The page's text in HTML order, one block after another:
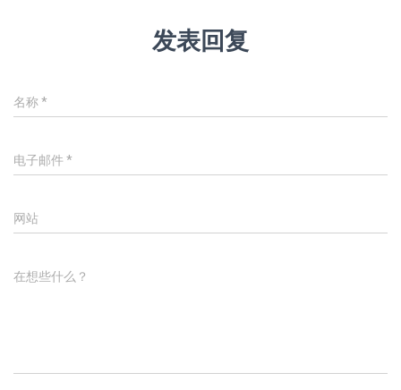
发表回复
名称*
电子邮件 *
网站
在想些什么？